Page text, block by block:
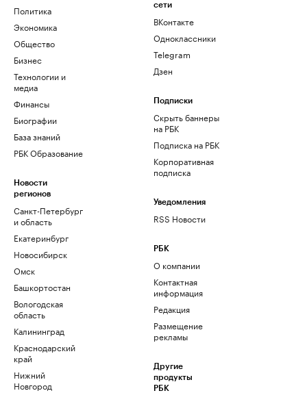
Политика
Экономика
Общество
Бизнес
Технологии и
медиа
Финансы
Биографии
База знаний
РБК Образование
Новости
регионов
Санкт-Петербург
и область
Екатеринбург
Новосибирск
Омск
Башкортостан
Вологодская
область
Калининград
Краснодарский
край
Нижний
Новгород
сети
ВКонтакте
Одноклассники
Telegram
Дзен
Подписки
Скрыть баннеры
на РБК
Подписка на РБК
Корпоративная
подписка
Уведомления
RSS Новости
РБК
О компании
Контактная
информация
Редакция
Размещение
рекламы
Другие
продукты
РБК